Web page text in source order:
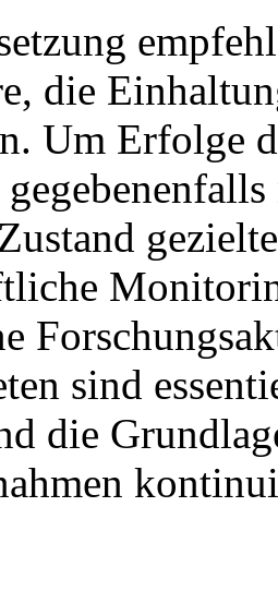
die
Um Erfolge
sind
die